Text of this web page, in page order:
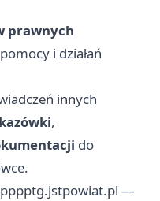
prawnych
i działań
innych
,
do
—